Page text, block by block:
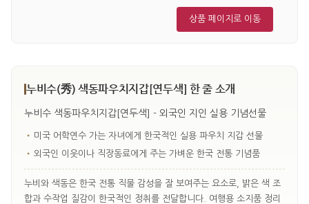
상품 페이지로 이동
누비수(秀) 색동파우치지갑[연두색] 한 줄 소개
누비수 색동파우치지갑[연두색] - 외국인 지인 실용 기념선물
• 미국 어학연수 가는 자녀에게 한국적인 실용 파우치 지갑 선물
• 외국인 이웃이나 직장동료에게 주는 가벼운 한국 전통 기념품
누비와 색동은 한국 전통 직물 감성을 잘 보여주는 요소로, 밝은 색 조
합과 수작업 질감이 한국적인 정취를 전달합니다. 여행용 소지품 정리